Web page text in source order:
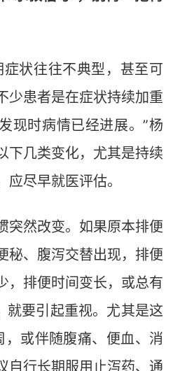
状往往不典型，甚至可
少患者是在症状持续加重
现时病情已经进展。”杨
下几类变化，尤其是持续
尽早就医评估。
然改变。如果原本排便
秘、腹泻交替出现，排便
，排便时间变长，或总有
就要引起重视。尤其是这
或伴随腹痛、便血、消
自行长期服用止泻药、通